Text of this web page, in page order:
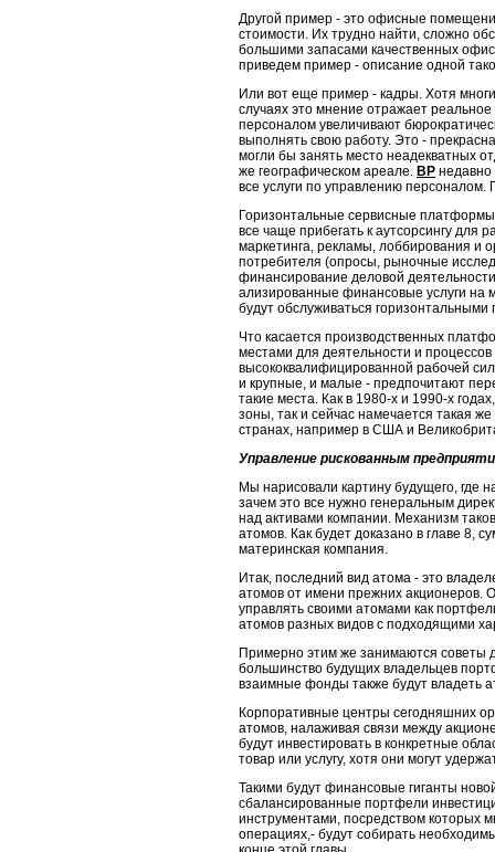
Другой пример - это офисные
стоимости. Их трудно найти, сложно
большими запасами качественных
приведем пример - описа­ние одной
Или вот еще пример - кадры. Хотя
случаях это мнение отража­ет
персоналом увеличивают
выполнять свою работу. Это -
могли бы занять место неадекватных
же географическом ареале. ВР недавно
все услуги по управлению персона­лом.
Горизонтальные сервисные платформы
все чаще прибегать к аутсор­сингу для
маркетинга, рекламы, лоббирования и
потребителя (опросы, рыночные
финансирование деловой
ализированные финансовые услуги на
будут обслуживаться
Что касается производственных
местами для деятельности и
высококвалифицированной рабочей
и крупные, и малые - предпочитают
такие места. Как в 1980-х и 1990-х
зоны, так и сейчас намечается такая
странах, например в США и
Управление рискованным
Мы нарисовали картину будущего, где
зачем это все нужно генеральным
над активами компании. Механизм
атомов. Как будет доказано в главе 8,
материнская компания.
Итак, последний вид атома - это
атомов от имени прежних акционеров.
управлять своими атомами как
атомов разных видов с подходящими
Примерно этим же занимаются советы
большинство будущих владельцев
взаимные фонды также будут владеть
Корпоративные центры сегодняшних
атомов, налаживая связи между
будут инвестировать в конкретные
товар или услугу, хотя они могут
Такими будут финансовые гиганты
сбалансированные портфели
инструментами, посредством которых
операци­ях,- будут собирать